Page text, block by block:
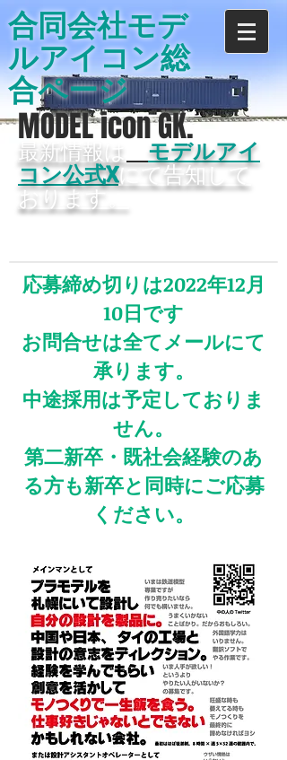
合同会社モデ
ルアイコン総
合ページ
MODEL icon GK.
最新情報は
モデルアイ
コン公式Xにて告知して
おります。
応募締め切りは2022年12月
10日です
お問合せは全てメールにて
承ります。
​中途採用は予定しておりま
せん。
​第二新卒・既社会経験のあ
る方も新卒と同時にご応募
ください。